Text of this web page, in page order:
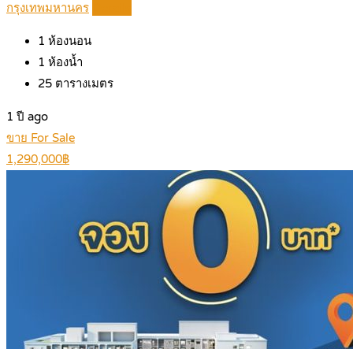
กรุงเทพมหานคร
1 ห้องนอน
1 ห้องน้ำ
25 ตารางเมตร
1 ปี ago
ขาย For Sale
1,290,000฿